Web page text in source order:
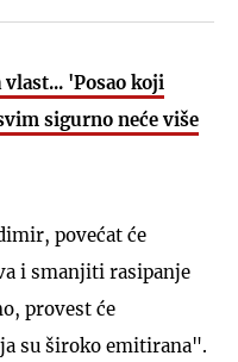
'Posao koji
sigurno neće više
povećat će
i smanjiti rasipanje
provest će
su široko emitirana".